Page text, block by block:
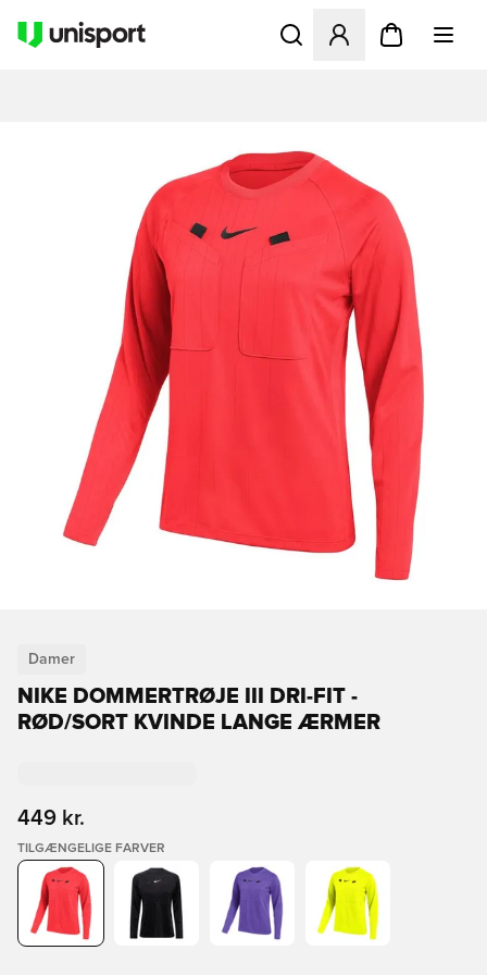
Åbner en Modal til at
Damer
NIKE DOMMERTRØJE III DRI-FIT -
RØD/SORT KVINDE LANGE ÆRMER
449 kr.
TILGÆNGELIGE FARVER